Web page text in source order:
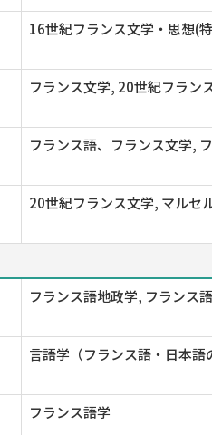
16世紀フランス文学・思想(
フランス文学, 20世紀フラン
フランス語、フランス文学,
20世紀フランス文学, マルセ
フランス語地政学, フランス
言語学（フランス語・日本語
フランス語学